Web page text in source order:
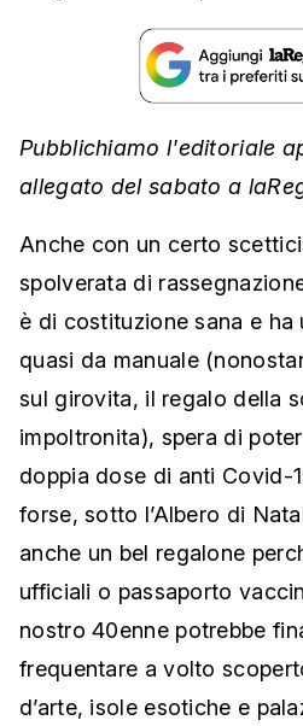
Pubblichiamo l'editoriale
allegato del sabato a
Anche con un certo
spolverata di
è di costituzione sana e ha
quasi da manuale
sul girovita, il regalo della
impoltronita), spera di
doppia dose di anti Covid-
forse, sotto l’Albero di
anche un bel regalone
ufficiali o passaporto
nostro 40enne potrebbe
frequentare a volto
d’arte, isole esotiche e